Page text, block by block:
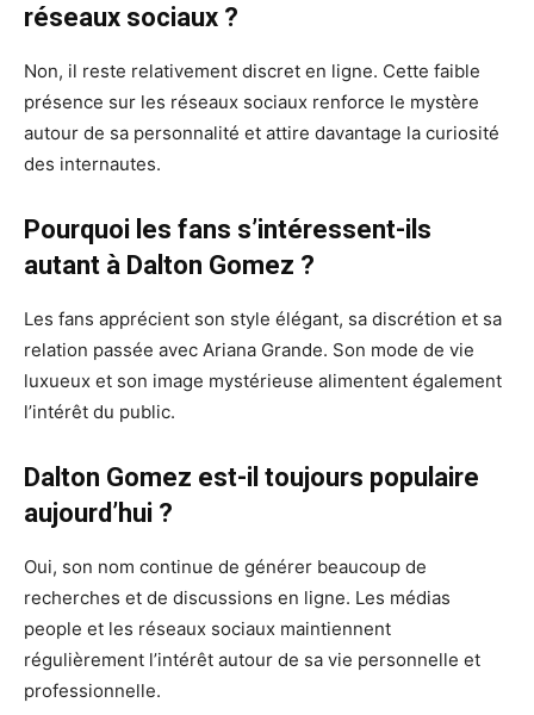
réseaux sociaux ?
Non, il reste relativement discret en ligne. Cette faible
présence sur les réseaux sociaux renforce le mystère
autour de sa personnalité et attire davantage la curiosité
des internautes.
Pourquoi les fans s’intéressent-ils
autant à Dalton Gomez ?
Les fans apprécient son style élégant, sa discrétion et sa
relation passée avec Ariana Grande. Son mode de vie
luxueux et son image mystérieuse alimentent également
l’intérêt du public.
Dalton Gomez est-il toujours populaire
aujourd’hui ?
Oui, son nom continue de générer beaucoup de
recherches et de discussions en ligne. Les médias
people et les réseaux sociaux maintiennent
régulièrement l’intérêt autour de sa vie personnelle et
professionnelle.